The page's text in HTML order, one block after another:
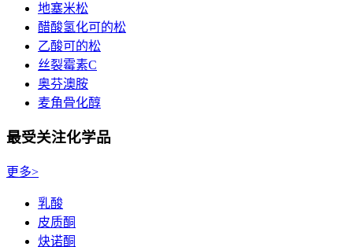
地塞米松
醋酸氢化可的松
乙酸可的松
丝裂霉素C
奥芬澳胺
麦角骨化醇
最受关注化学品
更多>
乳酸
皮质酮
炔诺酮